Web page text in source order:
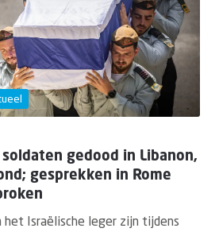
gedood in Libanon,
gesprekken in Rome
het Israëlische leger zijn tijdens